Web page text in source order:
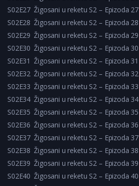
S02E27 Žigosani u reketu S2 – Epizoda 27
S02E28 Žigosani u reketu S2 – Epizoda 28
S02E29 Žigosani u reketu S2 – Epizoda 29
S02E30 Žigosani u reketu S2 – Epizoda 30
S02E31 Žigosani u reketu S2 – Epizoda 31
S02E32 Žigosani u reketu S2 – Epizoda 32
S02E33 Žigosani u reketu S2 – Epizoda 33
S02E34 Žigosani u reketu S2 – Epizoda 34
S02E35 Žigosani u reketu S2 – Epizoda 35
S02E36 Žigosani u reketu S2 – Epizoda 36
S02E37 Žigosani u reketu S2 – Epizoda 37
S02E38 Žigosani u reketu S2 – Epizoda 38
S02E39 Žigosani u reketu S2 – Epizoda 39
S02E40 Žigosani u reketu S2 – Epizoda 40